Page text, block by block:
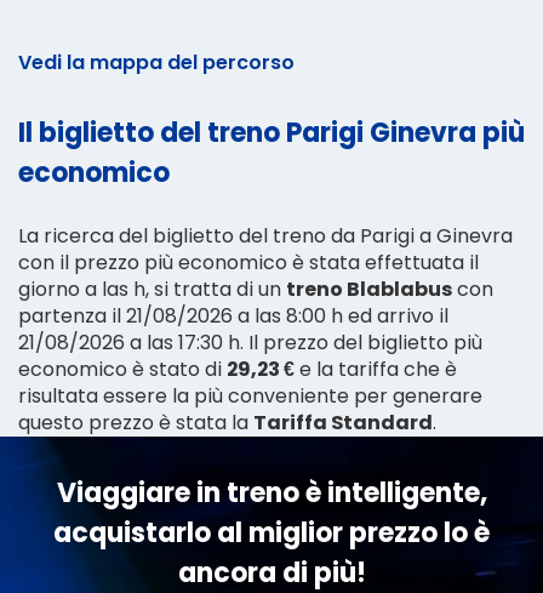
Vedi la mappa del percorso
Il biglietto del treno Parigi Ginevra più
economico
La ricerca del biglietto del treno da Parigi a Ginevra
con il prezzo più economico è stata effettuata il
giorno a las h, si tratta di un treno Blablabuscon
partenza il 21/08/2026 a las 8:00 h ed arrivo il
21/08/2026 a las 17:30 h. Il prezzo del biglietto più
economico è stato di 29,23 €e la tariffa che è
risultata essere la più conveniente per generare
questo prezzo è stata la Tariffa Standard.
Viaggiare in treno è intelligente,
acquistarlo al miglior prezzo lo è
ancora di più!